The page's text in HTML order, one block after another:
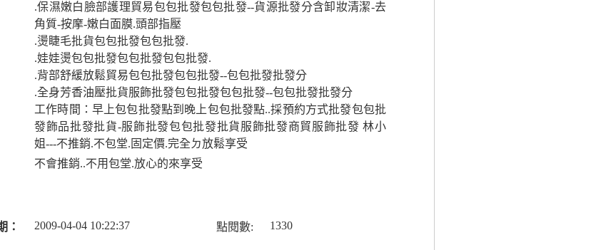
.保濕嫩白臉部護理貿易包包批發包包批發--貨源批發分含卸妝清潔-去
角質-按摩-嫩白面膜.頭部指壓
.燙睫毛批貨包包批發包包批發.
.娃娃燙包包批發包包批發包包批發.
.背部舒緩放鬆貿易包包批發包包批發--包包批發批發分
.全身芳香油壓批貨服飾批發包包批發包包批發--包包批發批發分
工作時間：早上包包批發點到晚上包包批發點..採預約方式批發包包批
發飾品批發批貨-服飾批發包包批發批貨服飾批發商貿服飾批發 林小
姐---不推銷.不包堂.固定價.完全ㄉ放鬆享受
不會推銷..不用包堂.放心的來享受
： 2009-04-04 10:22:37 點閱數: 1330